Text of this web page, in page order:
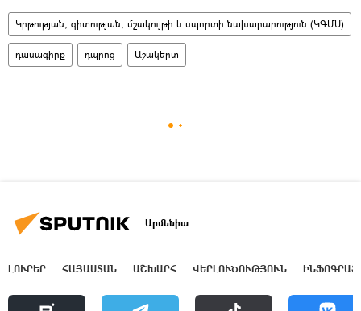
Կրթության, գիտության, մշակույթի և սպորտի նախարարություն (ԿԳՄՍ)
դասագիրք դպրոց Աշակերտ
Արմենիա
ԼՈՒՐԵՐ ՀԱՅԱՍՏԱՆ ԱՇԽԱՐՀ ՎԵՐԼՈՒԾՈՒԹՅՈՒՆ